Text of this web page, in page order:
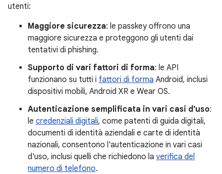
utenti:
Maggiore sicurezza: le passkey offrono una
maggiore sicurezza e proteggono gli utenti dai
tentativi di phishing.
Supporto di vari fattori di forma: le API
funzionano su tutti i fattori di forma Android, inclusi
dispositivi mobili, Android XR e Wear OS.
Autenticazione semplificata in vari casi d'uso:
le credenziali digitali, come patenti di guida digitali,
documenti di identità aziendali e carte di identità
nazionali, consentono l'autenticazione in vari casi
d'uso, inclusi quelli che richiedono la verifica del
numero di telefono.